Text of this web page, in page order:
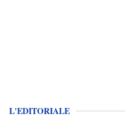
L'EDITORIALE